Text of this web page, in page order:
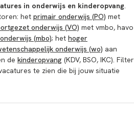
in onderwijs en kinderopvang.
het primair onderwijs (PO) met
onderwijs (VO) met vmbo, havo
(mbo); het hoger
onderwijs (wo) aan
de kinderopvang (KDV, BSO, IKC). Filter
te zien die bij jouw situatie